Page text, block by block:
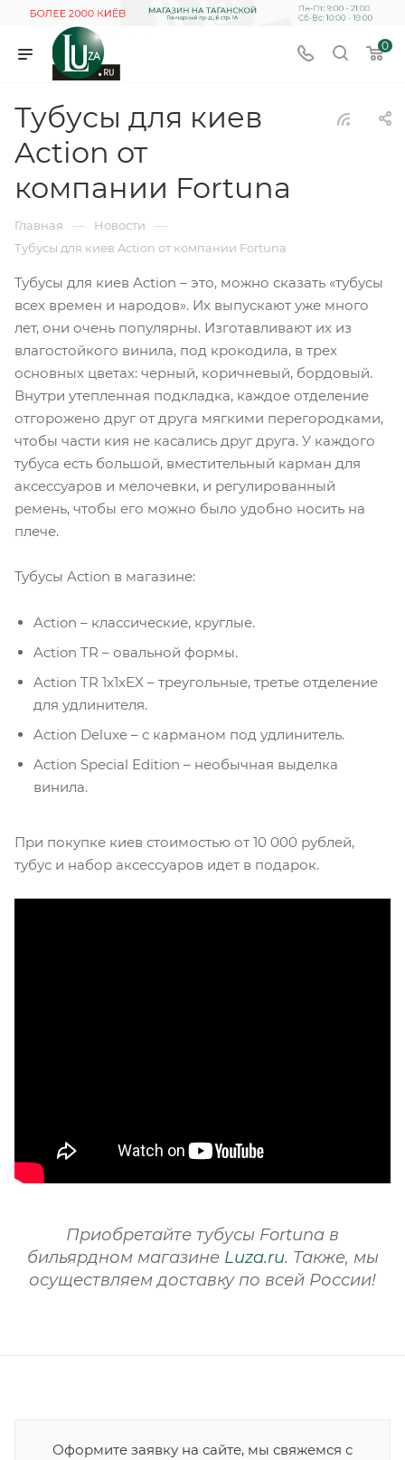
0
Тубусы для киев
Action от
компании Fortuna
Главная — Новости —
Тубусы для киев Action от компании Fortuna
Тубусы для киев Action – это, можно сказать «тубусы
всех времен и народов». Их выпускают уже много
лет, они очень популярны. Изготавливают их из
влагостойкого винила, под крокодила, в трех
основных цветах: черный, коричневый, бордовый.
Внутри утепленная подкладка, каждое отделение
отгорожено друг от друга мягкими перегородками,
чтобы части кия не касались друг друга. У каждого
тубуса есть большой, вместительный карман для
аксессуаров и мелочевки, и регулированный
ремень, чтобы его можно было удобно носить на
плече.
Тубусы Action в магазине:
Action – классические, круглые.
Action TR – овальной формы.
Action TR 1x1xEX – треугольные, третье отделение
для удлинителя.
Action Deluxe – с карманом под удлинитель.
Action Special Edition – необычная выделка
винила.
При покупке киев стоимостью от 10 000 рублей,
тубус и набор аксессуаров идет в подарок.
Приобретайте тубусы Fortuna в
бильярдном магазине Luza.ru. Также, мы
осуществляем доставку по всей России!
Оформите заявку на сайте, мы свяжемся с